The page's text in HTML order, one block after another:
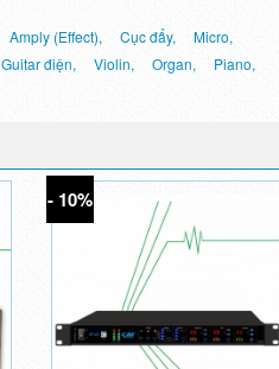
Amply (Effect), Cục đẩy,
Micro,
Guitar điện, Violin, Organ,
Piano,
- 10%